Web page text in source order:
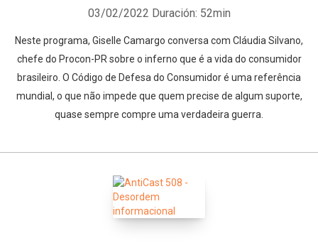
03/02/2022 Duración: 52min
Neste programa, Giselle Camargo conversa com Cláudia Silvano,
chefe do Procon-PR sobre o inferno que é a vida do consumidor
brasileiro. O Código de Defesa do Consumidor é uma referência
mundial, o que não impede que quem precise de algum suporte,
quase sempre compre uma verdadeira guerra.